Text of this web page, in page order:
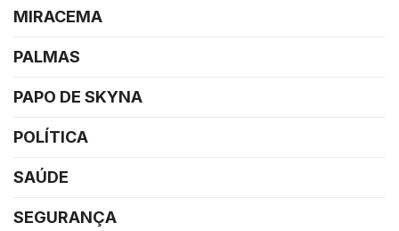
MIRACEMA
PALMAS
PAPO DE SKYNA
POLÍTICA
SAÚDE
SEGURANÇA